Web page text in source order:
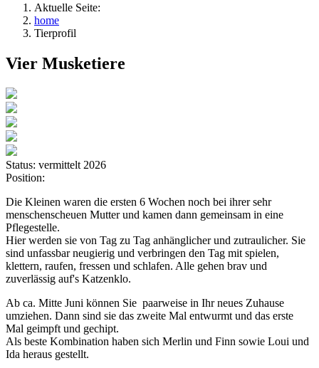
Aktuelle Seite:
home
Tierprofil
Vier Musketiere
Status: vermittelt 2026
Position:
Die Kleinen waren die ersten 6 Wochen noch bei ihrer sehr
menschenscheuen Mutter und kamen dann gemeinsam in eine
Pflegestelle.
Hier werden sie von Tag zu Tag anhänglicher und zutraulicher. Sie
sind unfassbar neugierig und verbringen den Tag mit spielen,
klettern, raufen, fressen und schlafen. Alle gehen brav und
zuverlässig auf's Katzenklo.
Ab ca. Mitte Juni können Sie paarweise in Ihr neues Zuhause
umziehen. Dann sind sie das zweite Mal entwurmt und das erste
Mal geimpft und gechipt.
Als beste Kombination haben sich Merlin und Finn sowie Loui und
Ida heraus gestellt.